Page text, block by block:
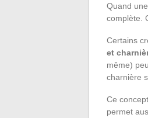
Quand
complète.
Certains
et
même)
charnière
Ce
permet